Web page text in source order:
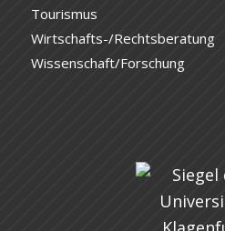
Tourismus
Wirtschafts-/Rechtsberatung
Wissenschaft/Forschung